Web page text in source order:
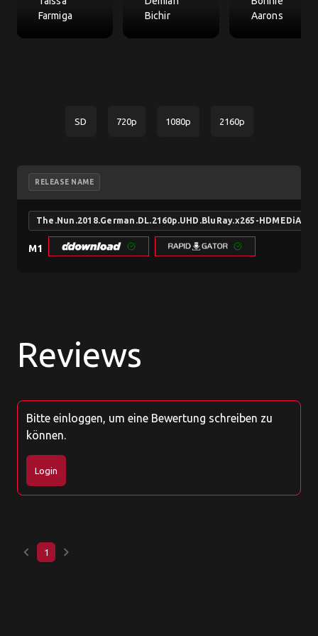
Farmiga
Bichir
Aarons
SD 720p 1080p 2160p
RELEASE NAME
The.Nun.2018.German.DL.2160p.UHD.BluRay.x265-HDMEDiA
M1
Reviews
Bitte einloggen, um eine Bewertung schreiben zu
können.
Login
keyboard_arrow_left 1 keyboard_arrow_right